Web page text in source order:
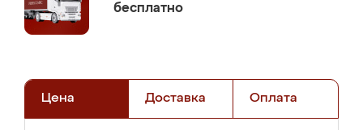
бесплатно
Цена Доставка Оплата